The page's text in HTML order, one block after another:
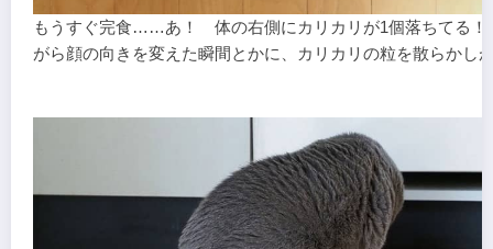
もうすぐ完食……あ！ 体の右側にカリカリが1個落ちてる
がら顔の向きを変えた瞬間とかに、カリカリの粒を散らかし